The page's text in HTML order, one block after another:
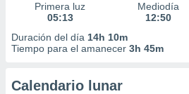
Primera luz
05:13
Mediodía
12:50
Duración del día 14h 10m
Tiempo para el amanecer 3h 45m
Calendario lunar